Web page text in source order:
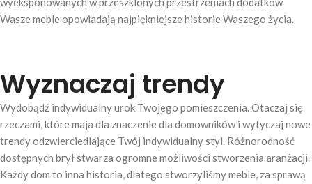
Wasze meble opowiadają najpiękniejsze historie Waszego życia.
Wyznaczaj trendy
Wydobądź indywidualny urok Twojego pomieszczenia. Otaczaj się
rzeczami, które maja dla znaczenie dla domowników i wytyczaj nowe
trendy odzwierciedlające Twój indywidualny styl. Różnorodność
dostępnych brył stwarza ogromne możliwości stworzenia aranżacji.
Każdy dom to inna historia, dlatego stworzyliśmy meble, za sprawą